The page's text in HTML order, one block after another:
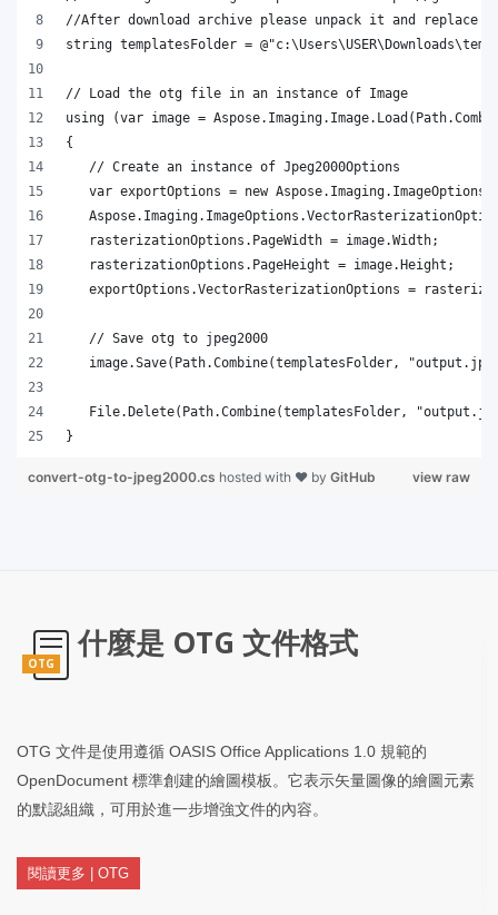
}
view raw
convert-otg-to-jpeg2000.cs hosted with ❤ by GitHub
OTG
什麼是 OTG 文件格式
OTG 文件是使用遵循 OASIS Office Applications 1.0 規範的
OpenDocument 標準創建的繪圖模板。它表示矢量圖像的繪圖元素
的默認組織，可用於進一步增強文件的內容。
閱讀更多 | OTG